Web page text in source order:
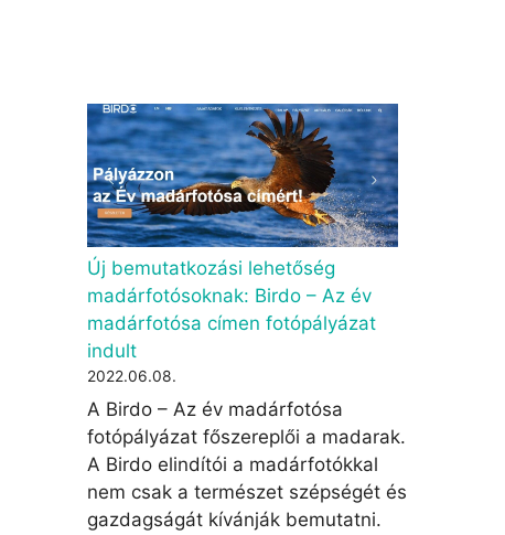
Új bemutatkozási lehetőség
madárfotósoknak: Birdo – Az év
madárfotósa címen fotópályázat
indult
2022.06.08.
A Birdo – Az év madárfotósa
fotópályázat főszereplői a madarak.
A Birdo elindítói a madárfotókkal
nem csak a természet szépségét és
gazdagságát kívánják bemutatni.